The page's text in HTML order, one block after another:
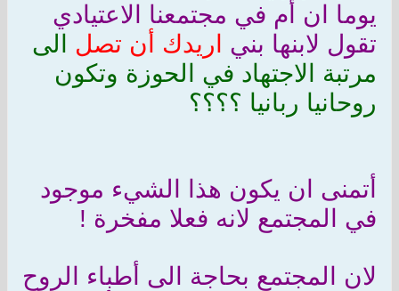
يوما ان أم في مجتمعنا الاعتيادي
تقول لابنها بني
اريدك أن تصل
الى
مرتبة الاجتهاد في الحوزة وتكون
روحانيا ربانيا ؟؟؟؟
أتمنى ان يكون هذا الشيء موجود
في المجتمع لانه فعلا مفخرة !
لان المجتمع بحاجة الى أطباء الروح